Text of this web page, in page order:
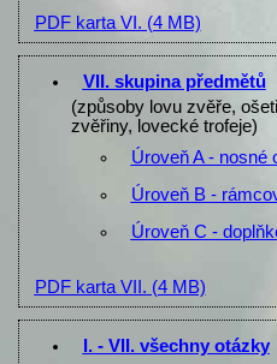
PDF karta VI. (4 MB)
VII. skupina předmětů
(způsoby lovu zvěře,
zvěřiny, lovecké trofeje)
Úroveň A - nosné
Úroveň B -
Úroveň C -
PDF karta VII. (4 MB)
I. - VII. všechny otázky